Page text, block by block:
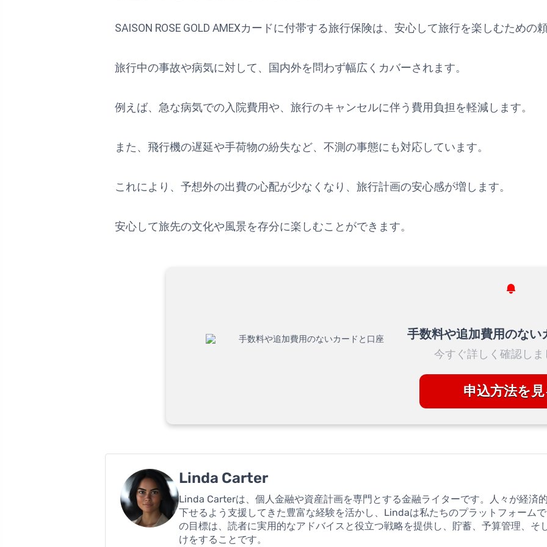
SAISON ROSE GOLD AMEXカードに付帯する旅行保険は、安心して旅行を楽しむための
旅行中の事故や病気に対して、国内外を問わず幅広くカバーされます。
例えば、急な病気での入院費用や、旅行のキャンセルに伴う費用負担を軽減します。
また、飛行機の遅延や手荷物の紛失など、不測の事態にも対応しています。
これにより、予想外の出費の心配が少なくなり、旅行計画の安心感が増します。
安心して旅先の文化や風景を存分に楽しむことができます。
手数料や追加費用のない
今すぐ詳しく確認しま
申込方法を見
Linda Carter
Linda Carterは、個人金融や資産計画を専門とする金融ライターです。人々が経済
下せるよう支援してきた豊富な経験を活かし、Lindaは私たちのプラットフォーム
の目標は、読者に実用的なアドバイスと役立つ戦略を提供し、貯蓄、予算管理、そ
けをすることです。